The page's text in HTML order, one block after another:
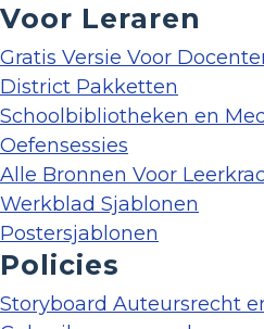
Voor Leraren
Gratis Versie Voor
District Pakketten
Schoolbibliotheken en
Oefensessies
Alle Bronnen Voor
Werkblad Sjablonen
Postersjablonen
Policies
Storyboard Auteursrecht